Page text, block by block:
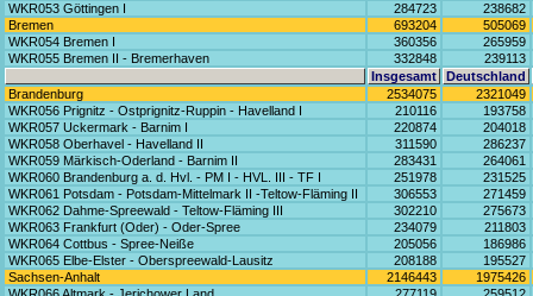
WKR053 Göttingen I
284723
238682
Bremen
693204
505069
WKR054 Bremen I
360356
265959
WKR055 Bremen II - Bremerhaven
332848
239113
Insgesamt
Deutschland
Brandenburg
2534075
2321049
WKR056 Prignitz - Ostprignitz-Ruppin - Havelland I
210116
193758
WKR057 Uckermark - Barnim I
220874
204018
WKR058 Oberhavel - Havelland II
311590
286237
WKR059 Märkisch-Oderland - Barnim II
283431
264061
WKR060 Brandenburg a. d. Hvl. - PM I - HVL. III - TF I
251978
231525
WKR061 Potsdam - Potsdam-Mittelmark II -Teltow-Fläming II
306553
271459
WKR062 Dahme-Spreewald - Teltow-Fläming III
302210
275673
WKR063 Frankfurt (Oder) - Oder-Spree
234079
211803
WKR064 Cottbus - Spree-Neiße
205056
186986
WKR065 Elbe-Elster - Oberspreewald-Lausitz
208188
195527
Sachsen-Anhalt
2146443
1975426